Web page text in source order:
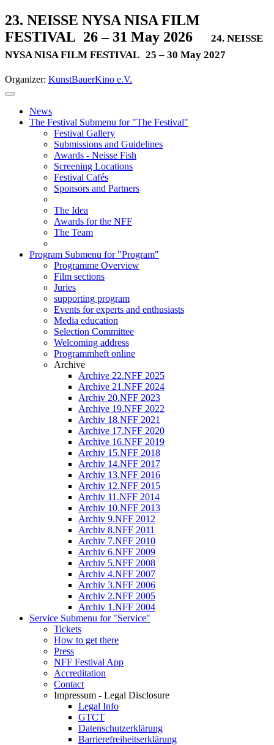
23. NEISSE NYSA NISA FILM
FESTIVAL 26 – 31 May 2026
24. NEISSE
NYSA NISA FILM FESTIVAL 25 – 30 May 2027
Organizer: KunstBauerKino e.V.
News
The Festival Submenu for "The Festival"
Festival Gallery
Submissions and Guidelines
Awards - Neisse Fish
Screening Locations
Festival Cafés
Sponsors and Partners
The Idea
Awards for the NFF
The Team
Program Submenu for "Program"
Programme Overview
Film sections
Juries
supporting program
Events for experts and enthusiasts
Media education
Selection Committee
Welcoming address
Programmheft online
Archive
Archive 22.NFF 2025
Archive 21.NFF 2024
Archiv 20.NFF 2023
Archive 19.NFF 2022
Archiv 18.NFF 2021
Archive 17.NFF 2020
Archive 16.NFF 2019
Archiv 15.NFF 2018
Archiv 14.NFF 2017
Archiv 13.NFF 2016
Archiv 12.NFF 2015
Archiv 11.NFF 2014
Archiv 10.NFF 2013
Archiv 9.NFF 2012
Archiv 8.NFF 2011
Archiv 7.NFF 2010
Archiv 6.NFF 2009
Archiv 5.NFF 2008
Archiv 4.NFF 2007
Archiv 3.NFF 2006
Archiv 2.NFF 2005
Archiv 1.NFF 2004
Service Submenu for "Service"
Tickets
How to get there
Press
NFF Festival App
Accreditation
Contact
Impressum - Legal Disclosure
Legal Info
GTCT
Datenschutzerklärung
Barrierefreiheitserklärung